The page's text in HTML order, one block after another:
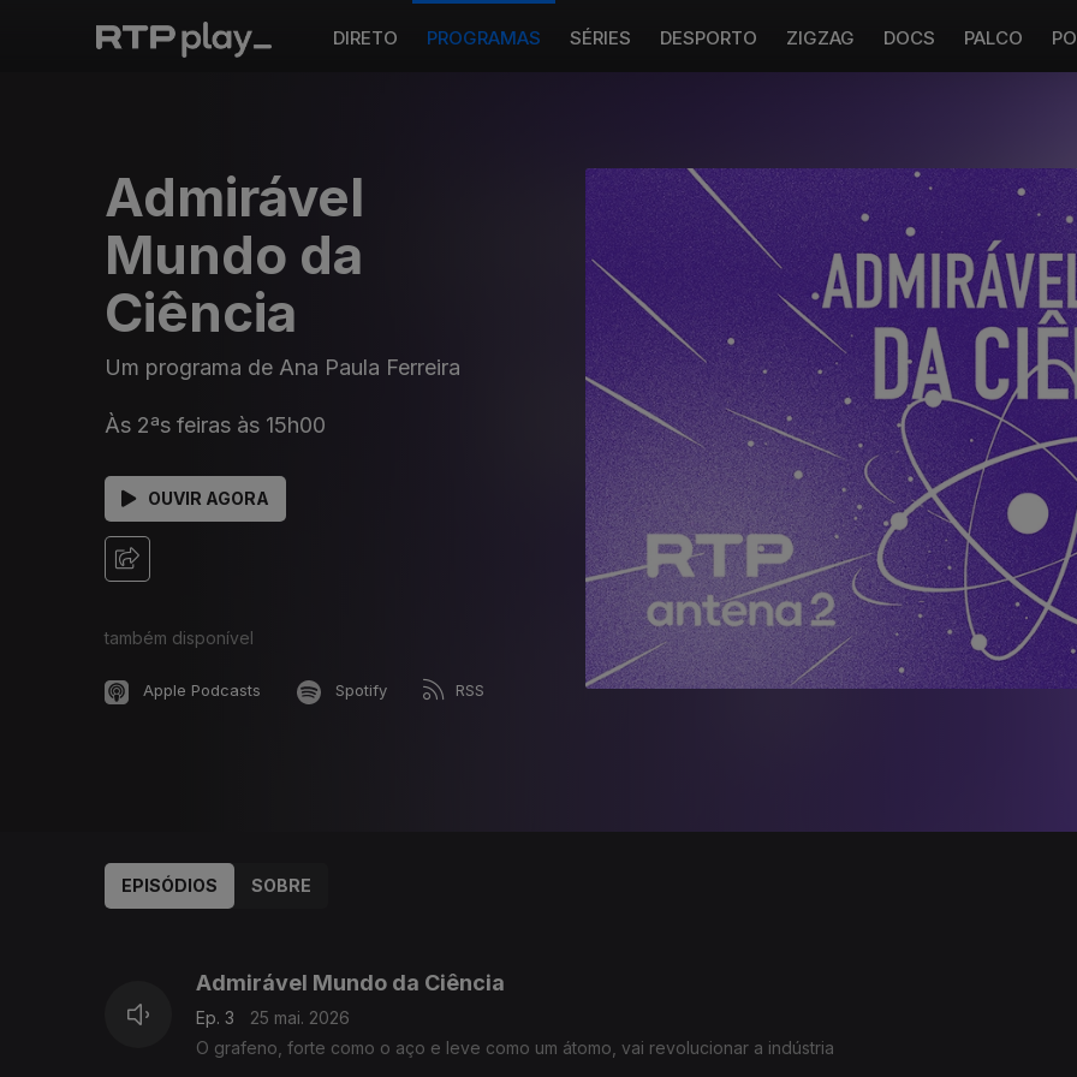
DIRETO PROGRAMAS SÉRIES DESPORTO ZIGZAG DOCS PALCO
Admirável
Mundo da
Ciência
Um programa de Ana Paula Ferreira
Às 2ªs feiras às 15h00
OUVIR AGORA
também disponível
Apple Podcasts Spotify RSS
EPISÓDIOS SOBRE
Admirável Mundo da Ciência
Ep. 3
25 mai. 2026
O grafeno, forte como o aço e leve como um átomo, vai revolucionar a indústria